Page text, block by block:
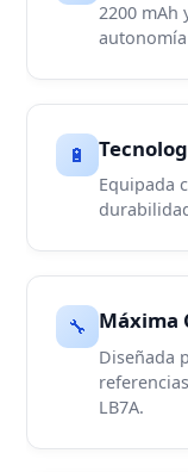
2200 mAh
🔋
Equipada
🔧 Máxima
Diseñada
LB7A.